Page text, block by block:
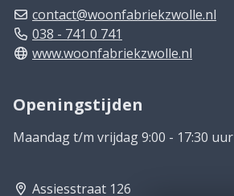
contact@woonfabriekzwolle.nl
038 - 741 0 741
www.woonfabriekzwolle.nl
Openingstijden
Maandag t/m vrijdag 9:00 - 17:30 uur
Assiesstraat 126